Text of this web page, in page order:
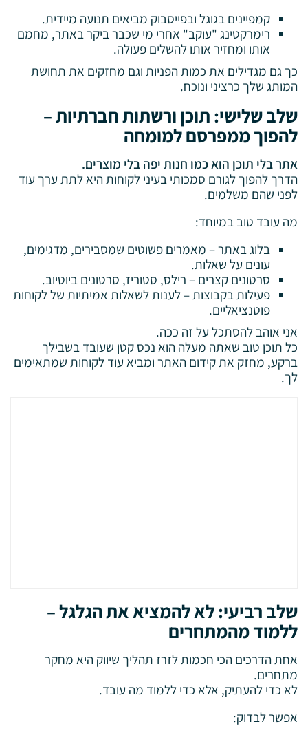
קמפיינים בגוגל ובפייסבוק מביאים תנועה מיידית.
רימרקטינג "עוקב" אחרי מי שכבר ביקר באתר, מחמם
אותו ומחזיר אותו להשלים פעולה.
כך גם מגדילים את כמות הפניות וגם מחזקים את תחושת
המותג שלך כרציני ונוכח.
שלב שלישי: תוכן ורשתות חברתיות –
להפוך ממפרסם למומחה
אתר בלי תוכן הוא כמו חנות יפה בלי מוצרים.
הדרך להפוך לגורם סמכותי בעיני לקוחות היא לתת ערך עוד
לפני שהם משלמים.
מה עובד טוב במיוחד:
בלוג באתר – מאמרים פשוטים שמסבירים, מדגימים,
עונים על שאלות.
סרטונים קצרים – רילס, סטוריז, סרטונים ביוטיוב.
פעילות בקבוצות – לענות לשאלות אמיתיות של לקוחות
פוטנציאליים.
אני אוהב להסתכל על זה ככה.
כל תוכן טוב שאתה מעלה הוא נכס קטן שעובד בשבילך
ברקע, מחזק את קידום האתר ומביא עוד לקוחות שמתאימים
לך.
שלב רביעי: לא להמציא את הגלגל –
ללמוד מהמתחרים
אחת הדרכים הכי חכמות לזרז תהליך שיווק היא מחקר
מתחרים.
לא כדי להעתיק, אלא כדי ללמוד מה עובד.
אפשר לבדוק: